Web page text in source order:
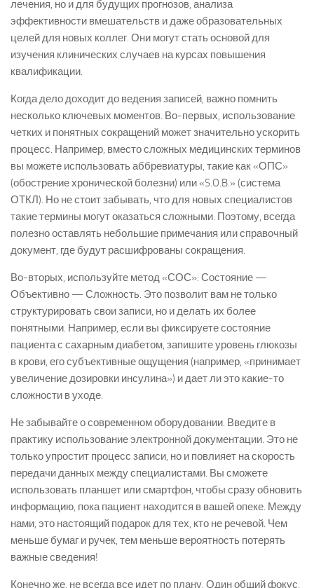
лечения, но и для будущих прогнозов, анализа
эффективности вмешательств и даже образовательных
целей для новых коллег. Они могут стать основой для
изучения клинических случаев на курсах повышения
квалификации.
Когда дело доходит до ведения записей, важно помнить
несколько ключевых моментов. Во-первых, использование
четких и понятных сокращений может значительно ускорить
процесс. Например, вместо сложных медицинских терминов
вы можете использовать аббревиатуры, такие как «ОПС»
(обострение хронической болезни) или «S.O.B.» (система
ОТКЛ). Но не стоит забывать, что для новых специалистов
такие термины могут оказаться сложными. Поэтому, всегда
полезно оставлять небольшие примечания или справочный
документ, где будут расшифрованы сокращения.
Во-вторых, используйте метод «СОС»: Состояние —
Объективно — Сложность. Это позволит вам не только
структурировать свои записи, но и делать их более
понятными. Например, если вы фиксируете состояние
пациента с сахарным диабетом, запишите уровень глюкозы
в крови, его субъективные ощущения (например, «принимает
увеличение дозировки инсулина») и дает ли это какие-то
сложности в уходе.
Не забывайте о современном оборудовании. Введите в
практику использование электронной документации. Это не
только упростит процесс записи, но и повлияет на скорость
передачи данных между специалистами. Вы сможете
использовать планшет или смартфон, чтобы сразу обновить
информацию, пока пациент находится в вашей опеке. Между
нами, это настоящий подарок для тех, кто не речевой. Чем
меньше бумаг и ручек, тем меньше вероятность потерять
важные сведения!
Конечно же, не всегда все идет по плану. Один общий фокус,